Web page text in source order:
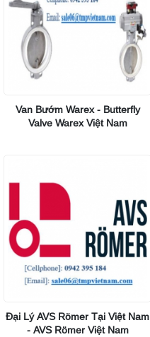
Van Bướm Warex - Butterfly
Valve Warex Việt Nam
Đại Lý AVS Römer Tại Việt Nam
- AVS Römer Việt Nam